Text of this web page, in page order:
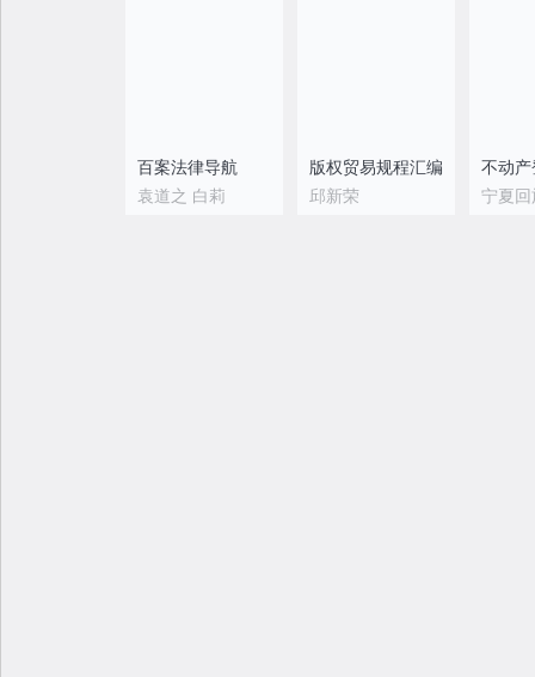
百案法律导航
袁道之 白莉
版权贸易规程汇编
邱新荣